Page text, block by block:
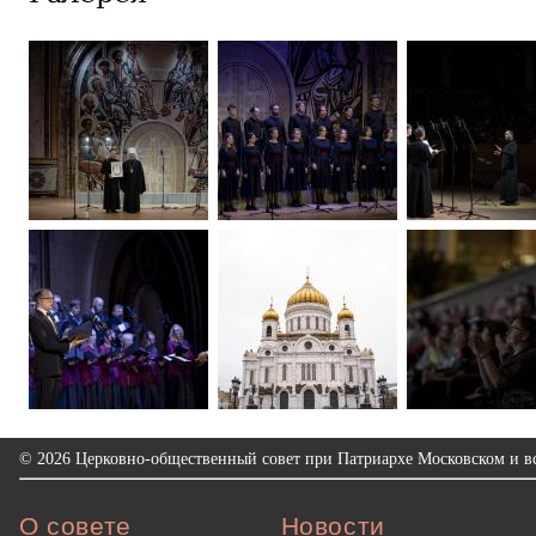
© 2026 Церковно-общественный совет при Патриархе Московском и
О совете Новости